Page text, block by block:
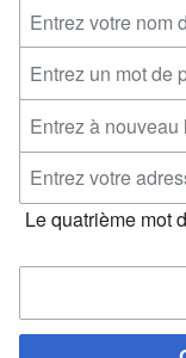
Le quatrième mot